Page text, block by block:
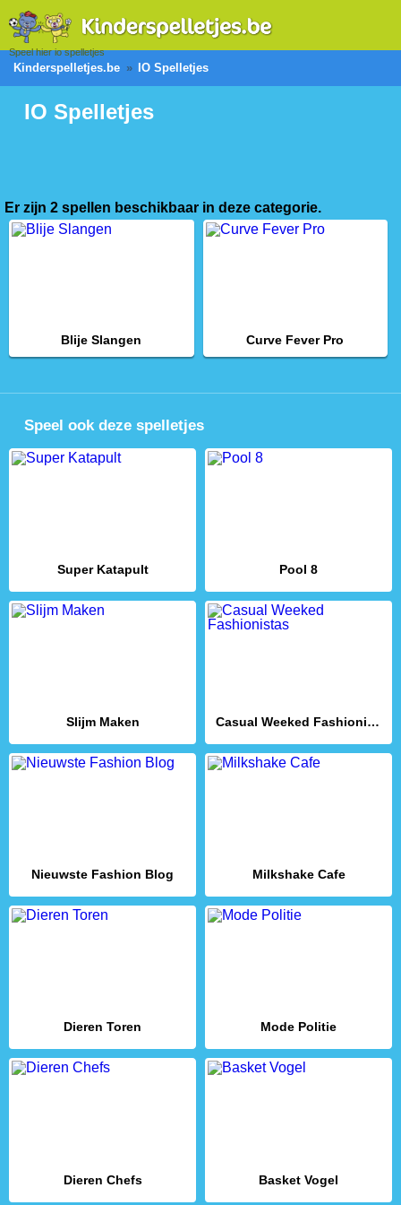
Speel hier io spelletjes
Kinderspelletjes.be IO Spelletjes
IO Spelletjes
Er zijn 2 spellen beschikbaar in deze categorie.
Blije Slangen Curve Fever Pro
Speel ook deze spelletjes
Super Katapult Pool 8
Slijm Maken Casual Weeked Fashionistas
Nieuwste Fashion Blog Milkshake Cafe
Dieren Toren Mode Politie
Dieren Chefs Basket Vogel